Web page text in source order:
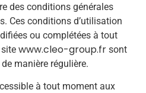
des conditions générales
Ces conditions d’utilisation
ou complétées à tout
www.cleo-group.fr sont
manière régulière.
à tout moment aux